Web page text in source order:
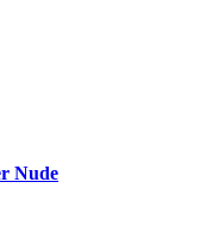
Nude